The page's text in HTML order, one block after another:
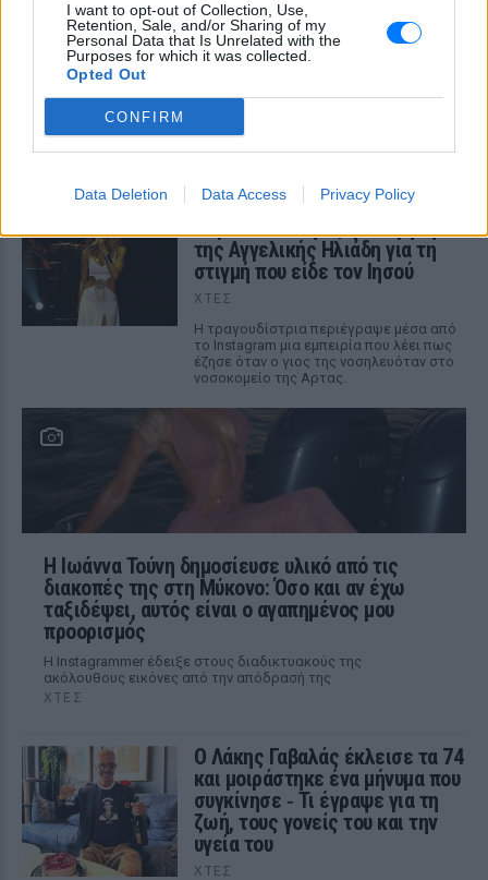
I want to opt-out of Collection, Use,
Retention, Sale, and/or Sharing of my
Personal Data that Is Unrelated with the
Purposes for which it was collected.
Opted Out
CONFIRM
Data Deletion Data Access Privacy Policy
Η πιο δύσκολη στιγμή στη ζωή
του Barack Obama δεν συνέβη
ΠΡΙΝ ΛΊΓΟ
Η νύχτα που ο Barack και η Michelle
Obama φοβήθηκαν για τη ζωή της κόρης
«Δεν θα το ξεχάσω όσο ζω»: Η
συγκλονιστική εξομολόγηση
της Αγγελικής Ηλιάδη για τη
στιγμή που είδε τον Ιησού
ΧΤΕΣ
Η τραγουδίστρια περιέγραψε μέσα από
το Instagram μια εμπειρία που λέει πως
έζησε όταν ο γιος της νοσηλευόταν στο
νοσοκομείο της Αρτας.
Η Ιωάννα Τούνη δημοσίευσε υλικό από τις
διακοπές της στη Μύκονο: Όσο και αν έχω
ταξιδέψει, αυτός είναι ο αγαπημένος μου
προορισμός
Η Instagrammer έδειξε στους διαδικτυακούς της
ακόλουθους εικόνες από την απόδρασή της
ΧΤΕΣ
Ο Λάκης Γαβαλάς έκλεισε τα 74
και μοιράστηκε ένα μήνυμα που
συγκίνησε ‑ Τι έγραψε για τη
ζωή, τους γονείς του και την
υγεία του
ΧΤΕΣ